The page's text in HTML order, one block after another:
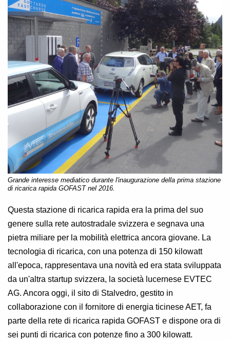
Grande interesse mediatico durante l'inaugurazione della prima stazione
di ricarica rapida GOFAST nel 2016.
Questa stazione di ricarica rapida era la prima del suo
genere sulla rete autostradale svizzera e segnava una
pietra miliare per la mobilità elettrica ancora giovane. La
tecnologia di ricarica, con una potenza di 150 kilowatt
all'epoca, rappresentava una novità ed era stata sviluppata
da un'altra startup svizzera, la società lucernese EVTEC
AG. Ancora oggi, il sito di Stalvedro, gestito in
collaborazione con il fornitore di energia ticinese AET, fa
parte della rete di ricarica rapida GOFAST e dispone ora di
sei punti di ricarica con potenze fino a 300 kilowatt.